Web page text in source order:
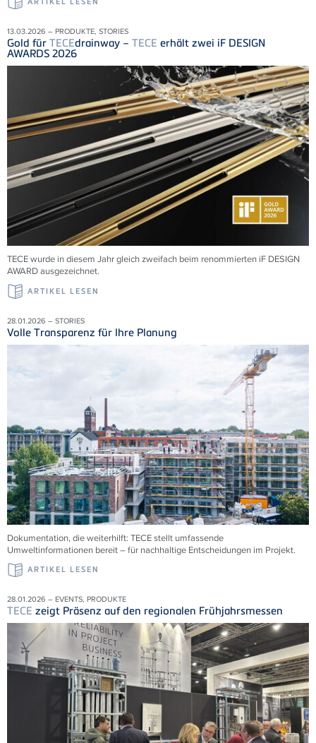
13.03.2026 – PRODUKTE, STORIES
Gold für TECEdrainway – TECE erhält zwei iF DESIGN
AWARDS 2026
TECE wurde in diesem Jahr gleich zweifach beim renommierten iF DESIGN
AWARD ausgezeichnet.
ARTIKEL LESEN
28.01.2026 – STORIES
Volle Transparenz für Ihre Planung
Dokumentation, die weiterhilft: TECEstellt umfassende
Umweltinformationen bereit – für nachhaltige Entscheidungen im Projekt.
ARTIKEL LESEN
28.01.2026 – EVENTS, PRODUKTE
TECE zeigt Präsenz auf den regionalen Frühjahrsmessen